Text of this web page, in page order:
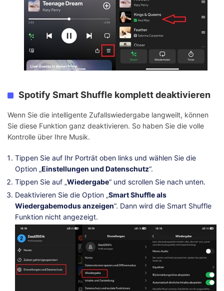
Spotify Smart Shuffle komplett deaktivieren
Wenn Sie die intelligente Zufallswiedergabe langweilt, können
Sie diese Funktion ganz deaktivieren. So haben Sie die volle
Kontrolle über Ihre Musik.
Tippen Sie auf Ihr Porträt oben links und wählen Sie die
Option „Einstellungen und Datenschutz“.
Tippen Sie auf „Wiedergabe“ und scrollen Sie nach unten.
Deaktivieren Sie die Option „Smart Shuffle als
Wiedergabemodus anzeigen“. Dann wird die Smart Shuffle
Funktion nicht angezeigt.